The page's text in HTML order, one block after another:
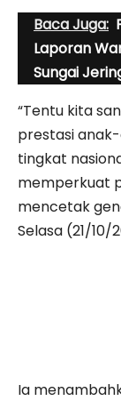
Baca Juga:
Laporan
Sungai
“Tentu kita
prestasi
tingkat
memperkuat
mencetak
Selasa (21/10/
Ia